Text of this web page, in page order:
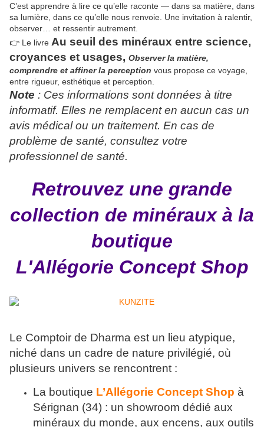
C’est apprendre à lire ce qu’elle raconte — dans sa matière, dans
sa lumière, dans ce qu’elle nous renvoie. Une invitation à ralentir,
observer… et ressentir autrement.
👉 Le livre Au seuil des minéraux entre science,
croyances et usages, Observer la matière,
comprendre et affiner la perception vous propose ce voyage,
entre rigueur, esthétique et perception.
Note : Ces informations sont données à titre
informatif. Elles ne remplacent en aucun cas un
avis médical ou un traitement. En cas de
problème de santé, consultez votre
professionnel de santé.
Retrouvez une grande
collection de minéraux à la
boutique
L'Allégorie Concept Shop
Le Comptoir de Dharma est un lieu atypique,
niché dans un cadre de nature privilégié, où
plusieurs univers se rencontrent :
La boutique L’Allégorie Concept Shop à
Sérignan (34) : un showroom dédié aux
minéraux du monde, aux encens, aux outils